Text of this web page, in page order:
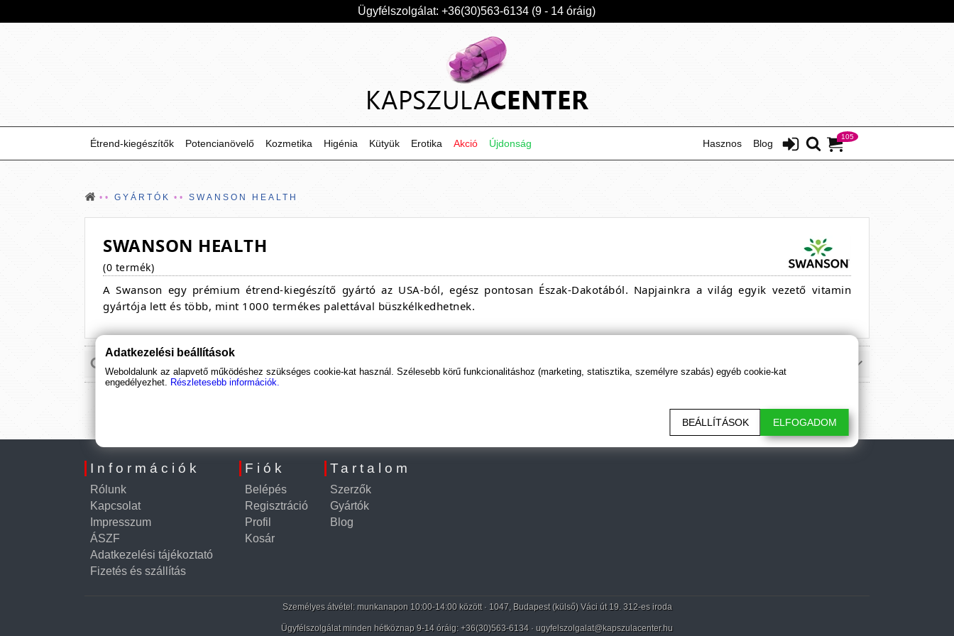
Ügyfélszolgálat: +36(30)563-6134 (9 - 14 óráig)
105
Étrend-kiegészítők Blog
Potencianövelő Hasznos
Kozmetika Higénia Kütyük Erotika Akció Újdonság
GYÁRTÓK SWANSON HEALTH
SWANSON HEALTH
(0 termék)
A Swanson egy prémium étrend-kiegészítő gyártó az USA-ból, egész pontosan Észak-Dakotából. Napjainkra a világ egyik vezető vitamin
gyártója lett és több, mint 1000 termékes palettával büszkélkedhetnek.
Információk
Rólunk
Kapcsolat
Impresszum
ÁSZF
Adatkezelési tájékoztató
Fizetés és szállítás
Fiók
Belépés
Regisztráció
Profil
Kosár
Tartalom
Szerzők
Gyártók
Blog
Személyes átvétel: munkanapon 10:00-14:00 között · 1047, Budapest (külső) Váci út 19. 312-es iroda
Ügyfélszolgálat minden hétköznap 9-14 óráig: +36(30)563-6134 · ugyfelszolgalat@kapszulacenter.hu
Adatkezelési beállítások
Weboldalunk az alapvető működéshez szükséges cookie-kat használ. Szélesebb körű funkcionalitáshoz (marketing, statisztika, személyre szabás) egyéb cookie-kat
engedélyezhet. Részletesebb információk.
BEÁLLÍTÁSOK ELFOGADOM